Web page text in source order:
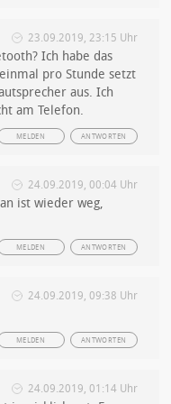
23.09.2019, 23:15 Uhr
Ich habe das
pro Stunde setzt
aus. Ich
am Telefon.
ANTWORTEN
MELDEN
24.09.2019, 00:04 Uhr
ist wieder weg,
ANTWORTEN
MELDEN
24.09.2019, 09:38 Uhr
ANTWORTEN
MELDEN
24.09.2019, 01:14 Uhr